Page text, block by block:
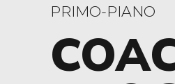
PRIMO-PIANO